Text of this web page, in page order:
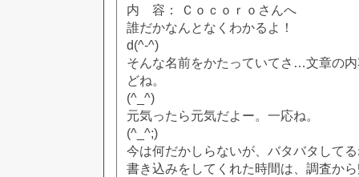
内 容： Ｃｏｃｏｒｏさんへ
誰だかなんとなくわかるよ！
d(^-^)
そんな名前をかたっていてさ…文章の
どね。
(^_^)
元気ったら元気だよー。一応ね。
(^_^;)
今は何だかしらないが、バタバタして
書き込みをしてくれた時間は、調査か